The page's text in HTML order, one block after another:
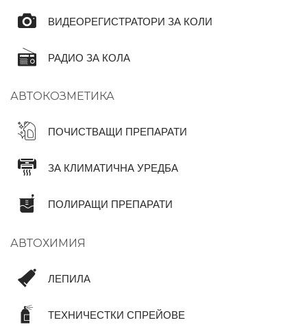
ВИДЕОРЕГИСТРАТОРИ ЗА КОЛИ
РАДИО ЗА КОЛА
АВТОКОЗМЕТИКА
ПОЧИСТВАЩИ ПРЕПАРАТИ
ЗА КЛИМАТИЧНА УРЕДБА
ПОЛИРАЩИ ПРЕПАРАТИ
АВТОХИМИЯ
ЛЕПИЛА
ТЕХНИЧЕСТКИ СПРЕЙОВЕ